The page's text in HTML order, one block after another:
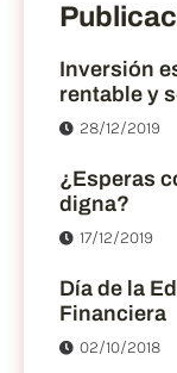
Inversión
rentable y
28/12/2019
¿Esperas
digna?
17/12/2019
Día de la
Financiera
02/10/2018